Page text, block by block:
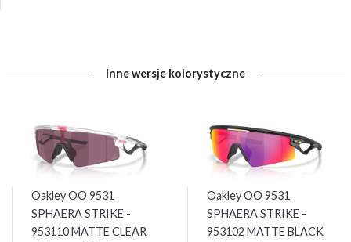
Inne wersje kolorystyczne
Oakley OO 9531
SPHAERA STRIKE -
953110 MATTE CLEAR
Oakley OO 9531
SPHAERA STRIKE -
953102 MATTE BLACK